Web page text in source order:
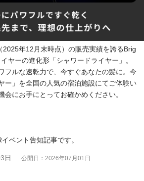
2025年12月末時点）の販売実績を誇るBrig
ヤーの進化形「シャワードライヤー」。
フルな速乾力で、今すぐあなたの髪に。今
ー」を全国の人気の宿泊施設にてご体験い
会にお手にとってお確かめください。
ベント告知記事です。
日 公開日：2026年07月01日